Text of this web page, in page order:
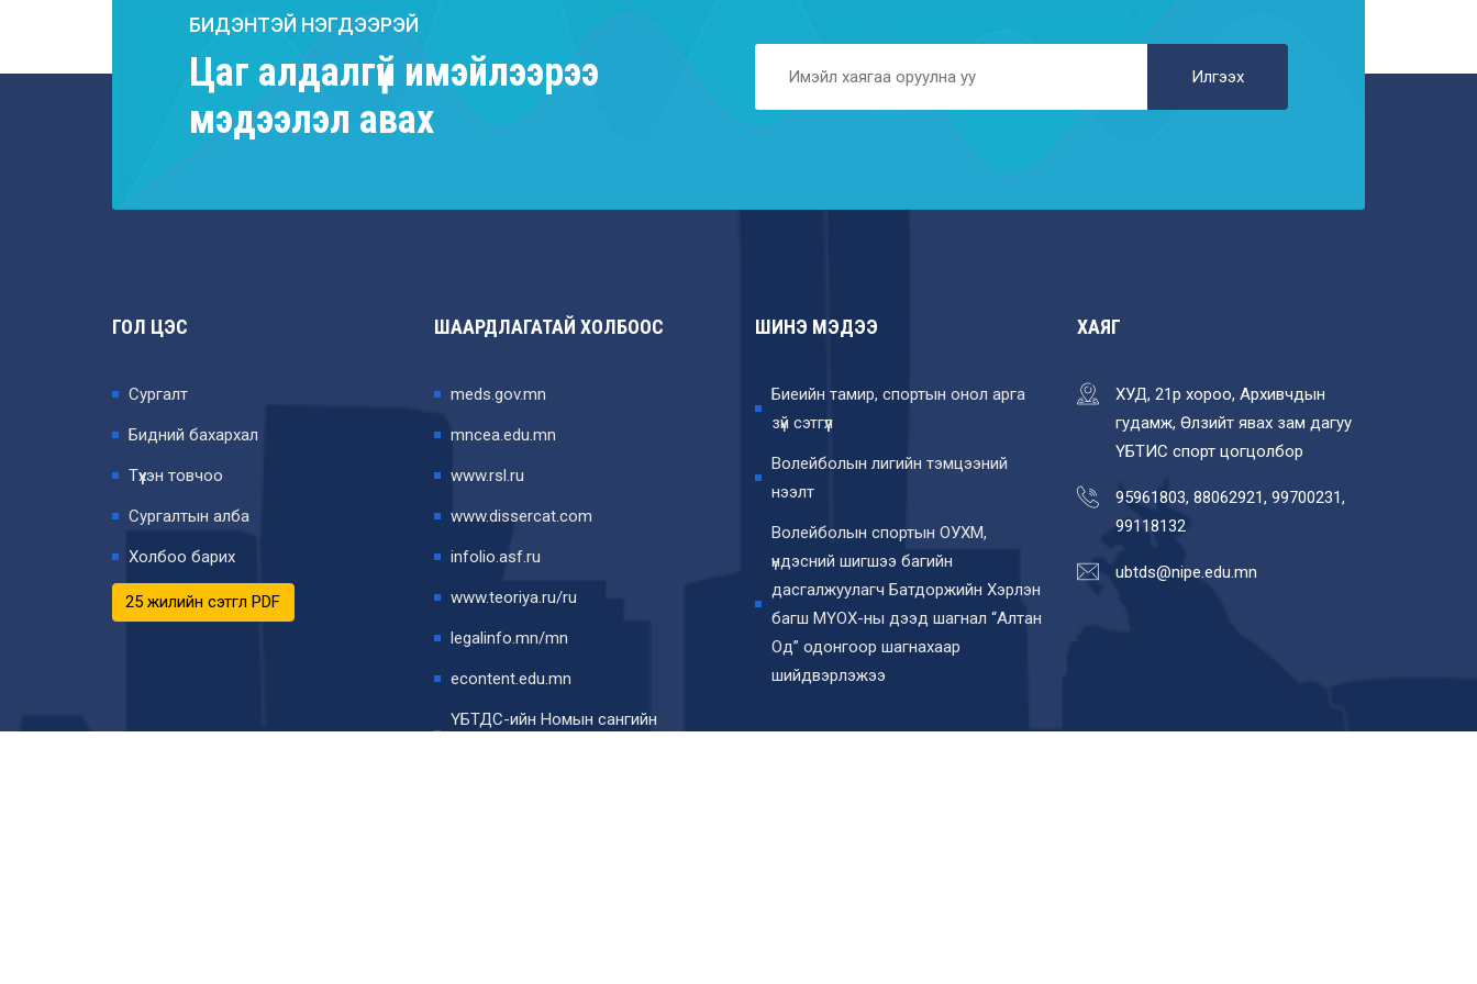
БИДЭНТЭЙ НЭГДЭЭРЭЙ
Цаг алдалгүй имэйлээрээ
мэдээлэл авах
Илгээх
ГОЛ ЦЭС
Сургалт
Бидний бахархал
Түүхэн товчоо
Сургалтын алба
Холбоо барих
25 жилийн сэтгүүл PDF
ШААРДЛАГАТАЙ ХОЛБООС
meds.gov.mn
mncea.edu.mn
www.rsl.ru
www.dissercat.com
infolio.asf.ru
www.teoriya.ru/ru
legalinfo.mn/mn
econtent.edu.mn
ҮБТДС-ийн Номын сангийн
ШИНЭ МЭДЭЭ
Биеийн тамир, спортын онол арга
зүй сэтгүүл
Волейболын лигийн тэмцээний
нээлт
Волейболын спортын ОУХМ,
үндэсний шигшээ багийн
дасгалжуулагч Батдоржийн Хэрлэн
багш МҮОХ-ны дээд шагнал “Алтан
Од” одонгоор шагнахаар
шийдвэрлэжээ
ХАЯГ
ХУД, 21р хороо, Архивчдын
гудамж, Өлзийт явах зам дагуу
ҮБТИС спорт цогцолбор
95961803, 88062921, 99700231,
99118132
ubtds@nipe.edu.mn